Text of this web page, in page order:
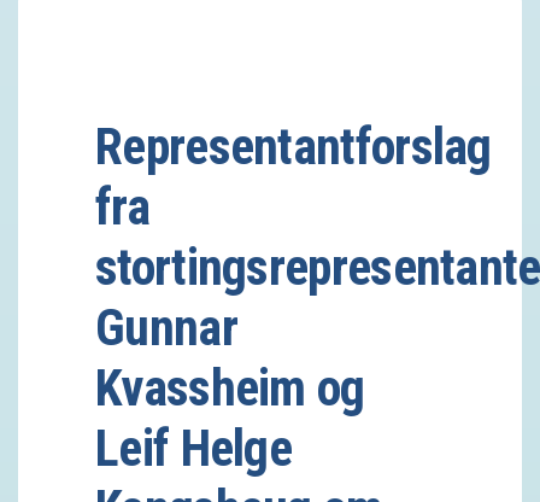
Representantforslag
fra
Gunnar
Kvassheim og
Leif Helge